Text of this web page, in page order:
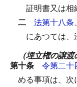
証明書又は相
二 法第十八条、
にあつては
（埋立権の譲
第十条 令第二十
める事項は、次